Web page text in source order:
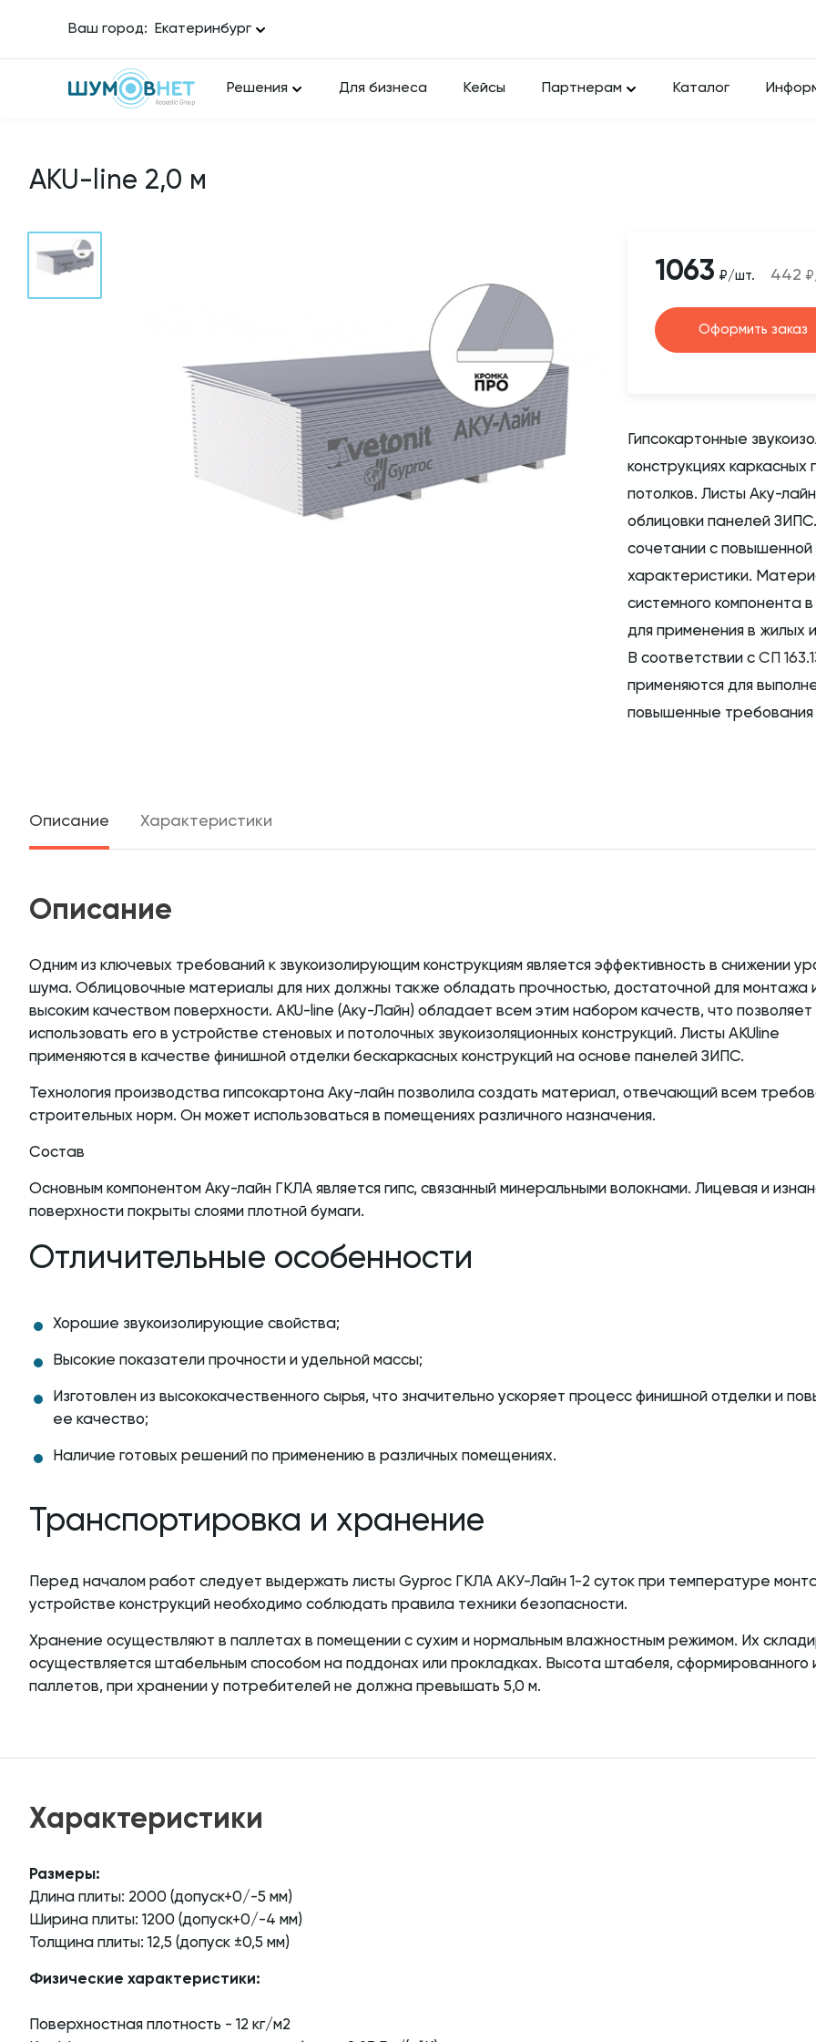
Ваш город: Екатеринбург
Решения Для бизнеса Кейсы Партнерам Каталог
AKU-line 2,0 м
1063 ₽/шт. 442
Оформить заказ
Гипсокартонные
конструкциях
потолков. Листы Аку-
облицовки панелей
сочетании с
характеристики.
системного компонента
для применения в жилых
В соответствии с СП
применяются для
повышенные требования
Описание Характеристики
Описание
Одним из ключевых требований к звукоизолирующим конструкциям является эффективность в снижении
шума. Облицовочные материалы для них должны также обладать прочностью, достаточной для монтажа
высоким качеством поверхности. AKU-line (Aку-Лайн) обладает всем этим набором качеств, что позволяет
использовать его в устройстве стеновых и потолочных звукоизоляционных конструкций. Листы AKUline
применяются в качестве финишной отделки бескаркасных конструкций на основе панелей ЗИПС.
Технология производства гипсокартона Аку-лайн позволила создать материал, отвечающий всем
строительных норм. Он может использоваться в помещениях различного назначения.
Состав
Основным компонентом Аку-лайн ГКЛА является гипс, связанный минеральными волокнами. Лицевая и
поверхности покрыты слоями плотной бумаги.
Отличительные особенности
Хорошие звукоизолирующие свойства;
Высокие показатели прочности и удельной массы;
Изготовлен из высококачественного сырья, что значительно ускоряет процесс финишной отделки и
ее качество;
Наличие готовых решений по применению в различных помещениях.
Транспортировка и хранение
Перед началом работ следует выдержать листы Gyproc ГКЛА АКУ-Лайн 1-2 суток при температуре
устройстве конструкций необходимо соблюдать правила техники безопасности.
Хранение осуществляют в паллетах в помещении с сухим и нормальным влажностным режимом. Их
осуществляется штабельным способом на поддонах или прокладках. Высота штабеля, сформированного
паллетов, при хранении у потребителей не должна превышать 5,0 м.
Характеристики
Размеры:
Длина плиты: 2000 (допуск+0/-5 мм)
Ширина плиты: 1200 (допуск+0/-4 мм)
Толщина плиты: 12,5 (допуск ±0,5 мм)
Физические характеристики:
Поверхностная плотность - 12 кг/м2